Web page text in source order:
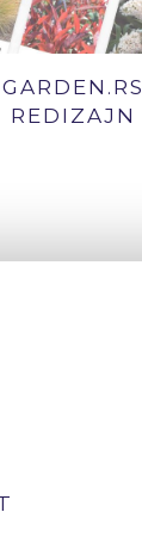
GARDEN.RS
REDIZAJN